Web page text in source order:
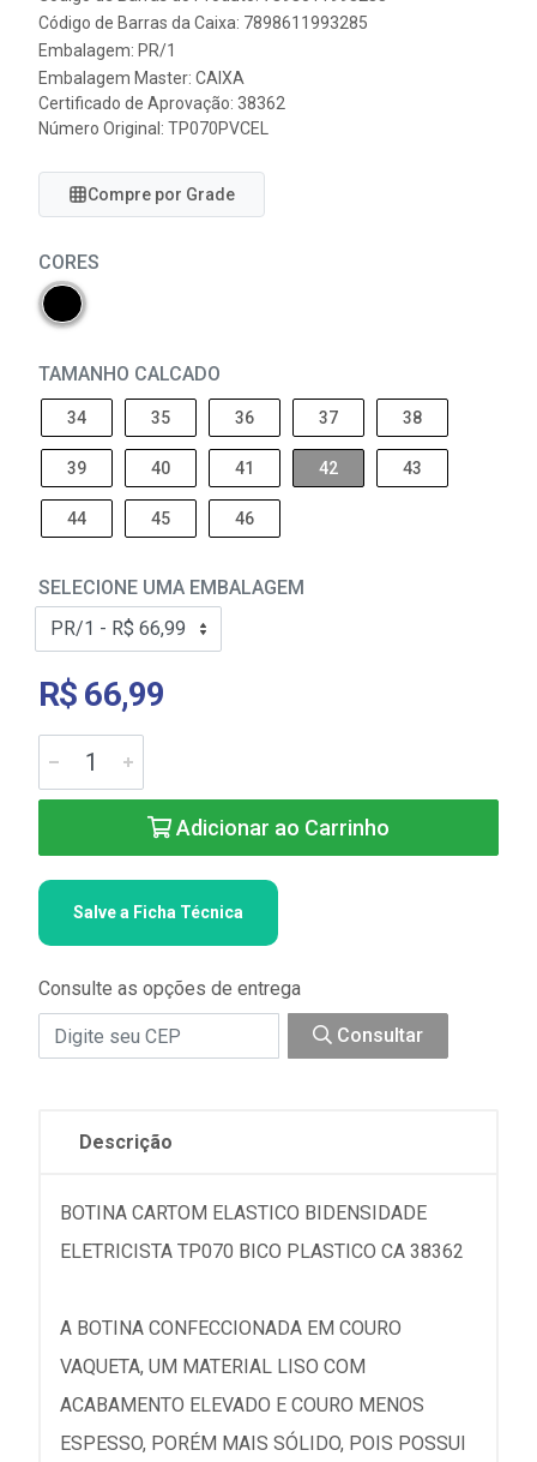
Código de Barras da Caixa: 7898611993285
Embalagem: PR/1
Embalagem Master: CAIXA
Certificado de Aprovação: 38362
Número Original: TP070PVCEL
Compre por Grade
CORES
TAMANHO CALCADO
34 35 36 37 38
39 40 41 42 43
44 45 46
SELECIONE UMA EMBALAGEM
R$ 66,99
Adicionar ao Carrinho
Salve a Ficha Técnica
Consulte as opções de entrega
Consultar
Descrição
BOTINA CARTOM ELASTICO BIDENSIDADE
ELETRICISTA TP070 BICO PLASTICO CA 38362
A BOTINA CONFECCIONADA EM COURO
VAQUETA, UM MATERIAL LISO COM
ACABAMENTO ELEVADO E COURO MENOS
ESPESSO, PORÉM MAIS SÓLIDO, POIS POSSUI